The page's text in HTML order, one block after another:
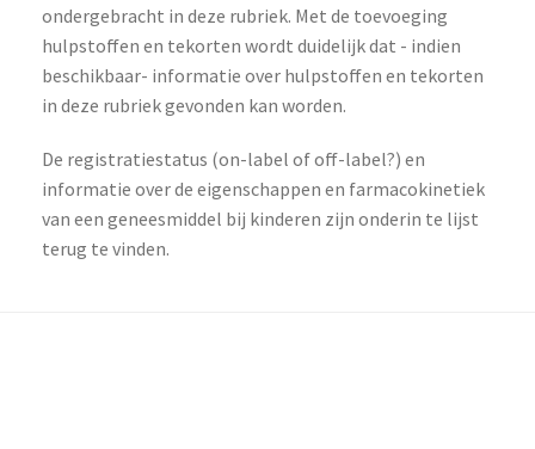
ondergebracht in deze rubriek. Met de toevoeging
hulpstoffen en tekorten wordt duidelijk dat - indien
beschikbaar- informatie over hulpstoffen en tekorten
in deze rubriek gevonden kan worden.
De registratiestatus (on-label of off-label?) en
informatie over de eigenschappen en farmacokinetiek
van een geneesmiddel bij kinderen zijn onderin te lijst
terug te vinden.